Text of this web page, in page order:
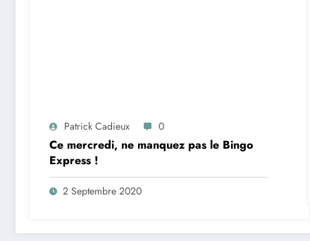
Patrick Cadieux 0
Ce mercredi, ne manquez pas le Bingo
Express !
2 Septembre 2020